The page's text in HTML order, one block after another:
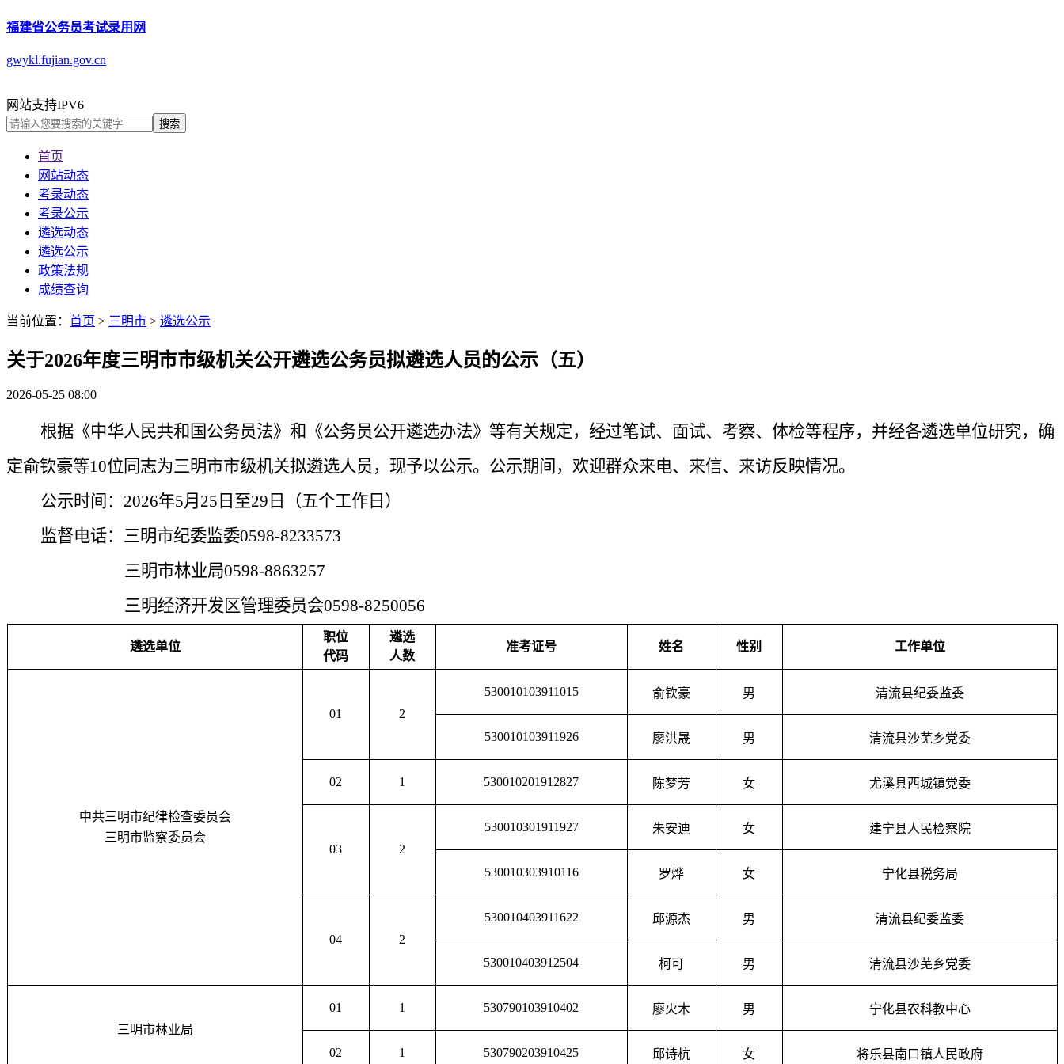
福建省公务员考试录用网
gwykl.fujian.gov.cn
网站支持IPV6
搜索
首页
网站动态
考录动态
考录公示
遴选动态
遴选公示
政策法规
成绩查询
当前位置： 首页 > 三明市 > 遴选公示
关于2026年度三明市市级机关公开遴选公务员拟遴选人员的公示（五）
2026-05-25 08:00
根据《中华人民共和国公务员法》和《公务员公开遴选办法》等有关规定，经过笔试、面试、考察、体检等程序，并经各遴选单位研究，确
定俞钦豪等10位同志为三明市市级机关拟遴选人员，现予以公示。公示期间，欢迎群众来电、来信、来访反映情况。
公示时间：2026年5月 25 日至29 日（五个工作日）
监督电话： 三明市纪委监委0598-8233573
三明市林业局0598-8863257
三明经济开发区管理委员会0598-8250056
遴选单位
职位
代码
遴选
人数
准考证号 姓名 性别 工作单位
中共三明市纪律检查委员会
三明市监察委员会
01 2
530010103911015 俞钦豪 男 清流县纪委监委
530010103911926 廖洪晟 男 清流县沙芜乡党委
02 1 530010201912827 陈梦芳 女 尤溪县西城镇党委
03 2
530010301911927 朱安迪 女 建宁县人民检察院
530010303910116 罗烨 女 宁化县税务局
04 2
530010403911622 邱源杰 男 清流县纪委监委
530010403912504 柯可 男 清流县沙芜乡党委
三明市林业局
01 1 530790103910402 廖火木 男 宁化县农科教中心
02 1 530790203910425 邱诗杭 女 将乐县南口镇人民政府